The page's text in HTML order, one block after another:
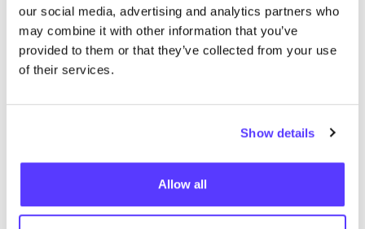
our social media, advertising and analytics partners who
may combine it with other information that you’ve
provided to them or that they’ve collected from your use
of their services.
Show details
Allow all